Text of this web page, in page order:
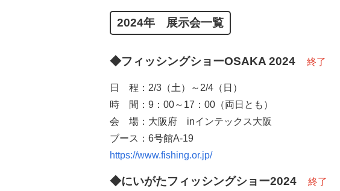
2024年 展示会一覧
◆フィッシングショーOSAKA 2024 終了
日 程： 2/3 （土）～ 2/4 （日）
時 間： 9 ： 00～ 17 ： 00 （両日とも）
会 場：大阪府 inインテックス大阪
ブース： 6号館A-19
https://www.fishing.or.jp/
◆にいがたフィッシングショー2024 終了